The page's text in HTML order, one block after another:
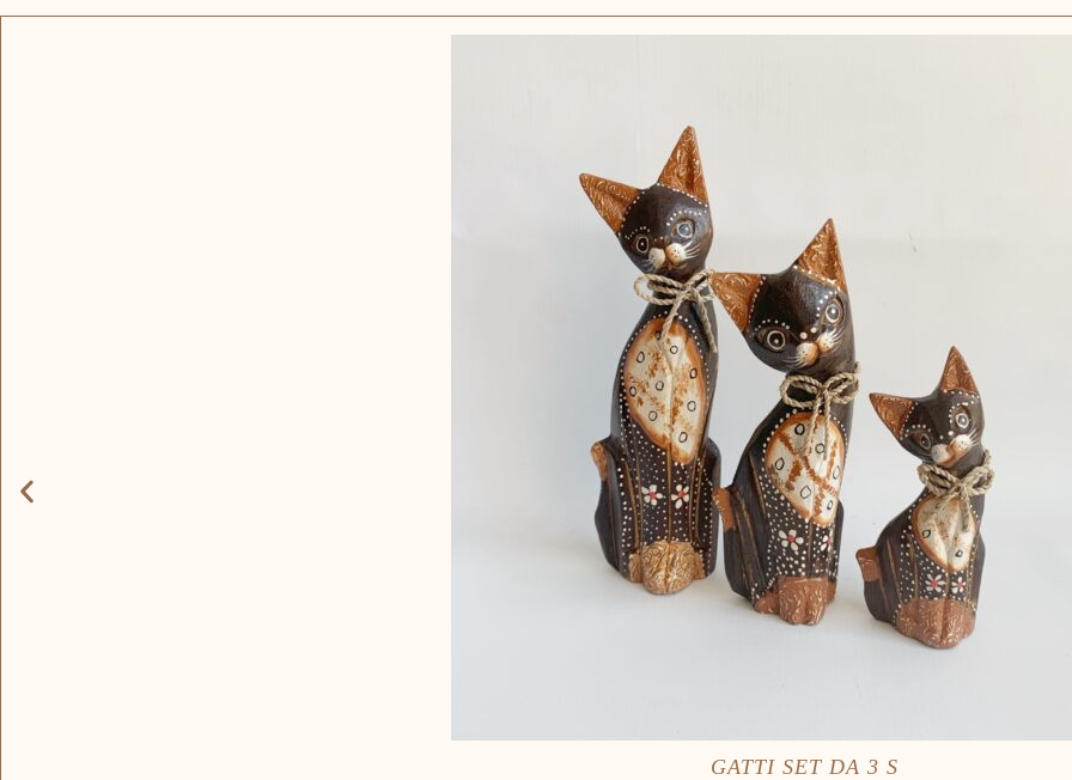
GATTI SET DA 3 S